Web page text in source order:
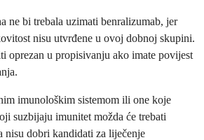
ne bi trebala uzimati benralizumab, jer
nisu utvrđene u ovoj dobnoj skupini.
oprezan u propisivanju ako imate povijest
imunološkim sistemom ili one koje
suzbijaju imunitet možda će trebati
nisu dobri kandidati za liječenje